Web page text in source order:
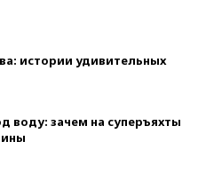
истории удивительных
воду: зачем на суперъяхты